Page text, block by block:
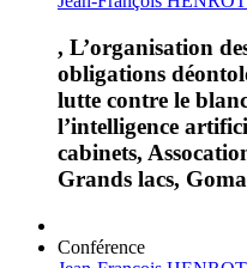
, L’organisation
obligations
lutte contre le
l’intelligence
cabinets,
Grands lacs,
Conférence